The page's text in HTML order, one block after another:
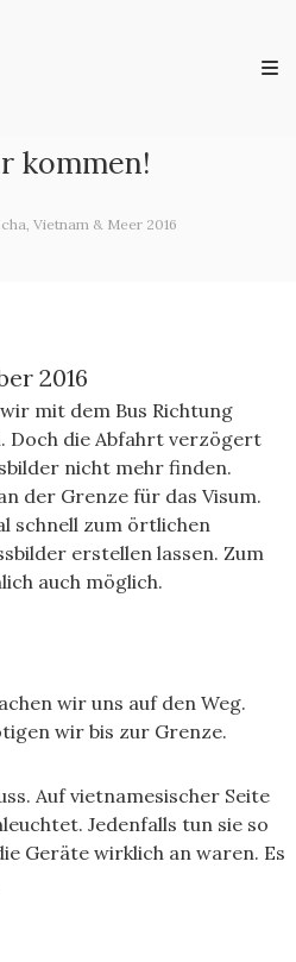
kommen!
Vietnam & Meer 2016
2016
mit dem Bus Richtung
Doch die Abfahrt verzögert
nicht mehr finden.
der Grenze für das Visum.
schnell zum örtlichen
erstellen lassen. Zum
auch möglich.
wir uns auf den Weg.
wir bis zur Grenze.
Auf vietnamesischer Seite
Jedenfalls tun sie so
Geräte wirklich an waren. Es